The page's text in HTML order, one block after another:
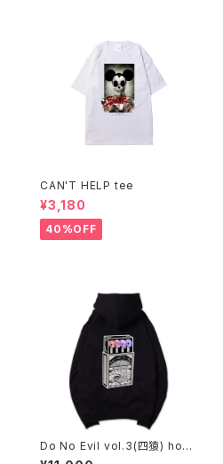
CAN'T HELP tee
¥3,180
40%OFF
Do No Evil vol.3(四猿) hood
ie